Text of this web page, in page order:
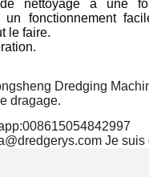
nettoyage a une
un fonctionnement
le faire.
Dredging
dragage.
Je suis